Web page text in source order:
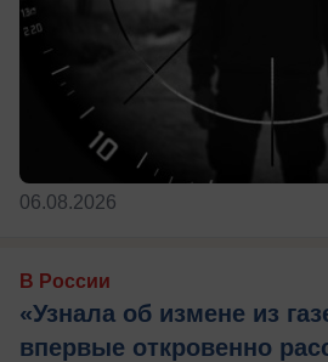
06.08.2026
В России
«Узнала об измене из
впервые откровенно